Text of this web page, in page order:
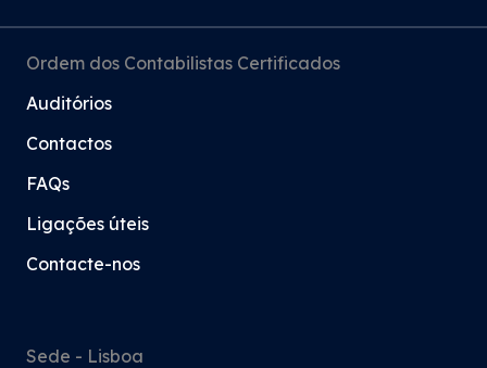
Ordem dos Contabilistas Certificados
Auditórios
Contactos
FAQs
Ligações úteis
Contacte-nos
Sede - Lisboa